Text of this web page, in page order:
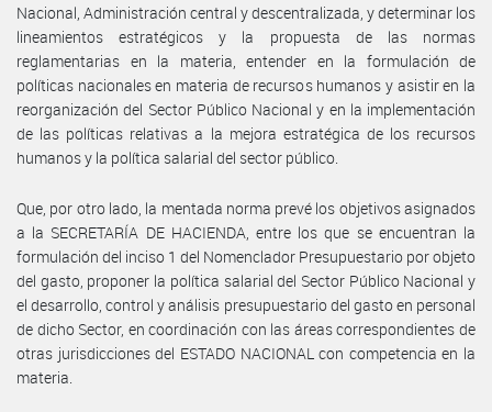
Nacional, Administración central y descentralizada, y determinar los
lineamientos estratégicos y la propuesta de las normas
reglamentarias en la materia, entender en la formulación de
políticas nacionales en materia de recursos humanos y asistir en la
reorganización del Sector Público Nacional y en la implementación
de las políticas relativas a la mejora estratégica de los recursos
humanos y la política salarial del sector público.
Que, por otro lado, la mentada norma prevé los objetivos asignados
a la SECRETARÍA DE HACIENDA, entre los que se encuentran la
formulación del inciso 1 del Nomenclador Presupuestario por objeto
del gasto, proponer la política salarial del Sector Público Nacional y
el desarrollo, control y análisis presupuestario del gasto en personal
de dicho Sector, en coordinación con las áreas correspondientes de
otras jurisdicciones del ESTADO NACIONAL con competencia en la
materia.